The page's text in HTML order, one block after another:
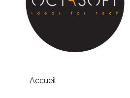
Accueil